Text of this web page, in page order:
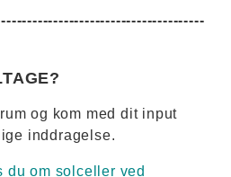
og kom med dit input
inddragelse.
du om solceller ved